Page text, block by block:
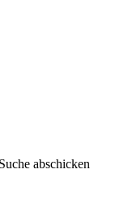
Suche abschicken